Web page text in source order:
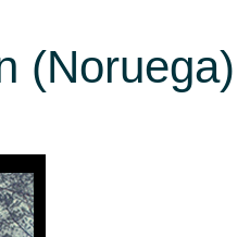
(Noruega)